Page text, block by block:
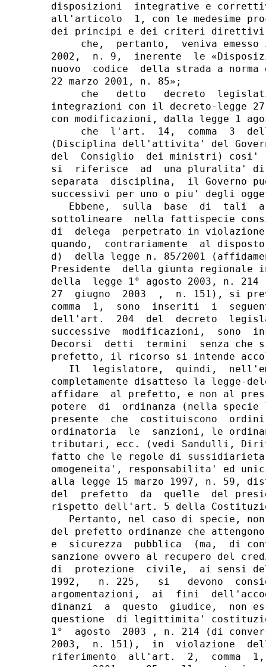
disposizioni  integrative e
all'articolo  1, con le medesime
dei principi e dei criteri
che,  pertanto,  veniva emesso
2002,  n. 9,  inerente  le
nuovo  codice  della strada a
22 marzo 2001, n. 85»;
che   detto   decreto
integrazioni con il decreto-legge
con modificazioni, dalla legge 1
che  l'art.  14,  comma  3
(Disciplina dell'attivita' del
del  Consiglio  dei ministri) cosi'
si  riferisce  ad  una pluralita'
separata  disciplina,  il Governo
successivi per uno o piu' degli
Ebbene,  sulla  base  di  tali
sottolineare  nella fattispecie
di  delega  perpetrato in
quando,  contrariamente  al
d)  della legge n. 85/2001
Presidente  della giunta
della  legge 1° agosto 2003, n.
27  giugno  2003  ,  n. 151), si
comma  1,  sono  inseriti  i
dell'art.  204  del  decreto
successive  modificazioni,
Decorsi  detti  termini  senza che
prefetto, il ricorso si intende
Il  legislatore,  quindi,
completamente disatteso la legge-
affidare  al prefetto, e non al
potere  di  ordinanza (nella specie
presente  che  costituiscono
ordinatoria  le  sanzioni, le
tributari, ecc. (vedi Sandulli,
fatto che le regole di
omogeneita', responsabilita' ed
alla legge 15 marzo 1997, n. 59,
del  prefetto  da  quelle  del
rispetto dell'art. 5 della
Pertanto, nel caso di specie,
del prefetto ordinanze che
e  sicurezza  pubblica  (ma,  di
sanzione ovvero al recupero del
di  protezione  civile,  ai sensi
1992,   n. 225,   si   devono
argomentazioni,  ai  fini
dinanzi  a  questo  giudice,  non
questione  di legittimita'
1°  agosto  2003 , n. 214 (di
2003,  n. 151),  in  violazione
riferimento  all'art.  2,  comma